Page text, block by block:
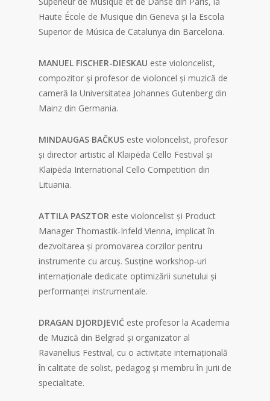
Haute École de Musique din Geneva și la Escola
Superior de Música de Catalunya din Barcelona.
MANUEL FISCHER-DIESKAU este violoncelist,
compozitor și profesor de violoncel și muzică de
cameră la Universitatea Johannes Gutenberg din
Mainz din Germania.
MINDAUGAS BAČKUS este violoncelist, profesor
și director artistic al Klaipėda Cello Festival și
Klaipėda International Cello Competition din
Lituania.
ATTILA PASZTOR este violoncelist și Product
Manager Thomastik-Infeld Vienna, implicat în
dezvoltarea și promovarea corzilor pentru
instrumente cu arcuș. Susține workshop-uri
internaționale dedicate optimizării sunetului și
performanței instrumentale.
DRAGAN DJORDJEVIĆ este profesor la Academia
de Muzică din Belgrad și organizator al
Ravanelius Festival, cu o activitate internațională
în calitate de solist, pedagog și membru în jurii de
specialitate.